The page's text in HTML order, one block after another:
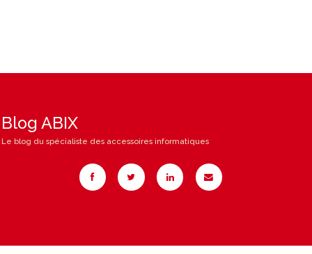
Blog ABIX
Le blog du spécialiste des accessoires informatiques